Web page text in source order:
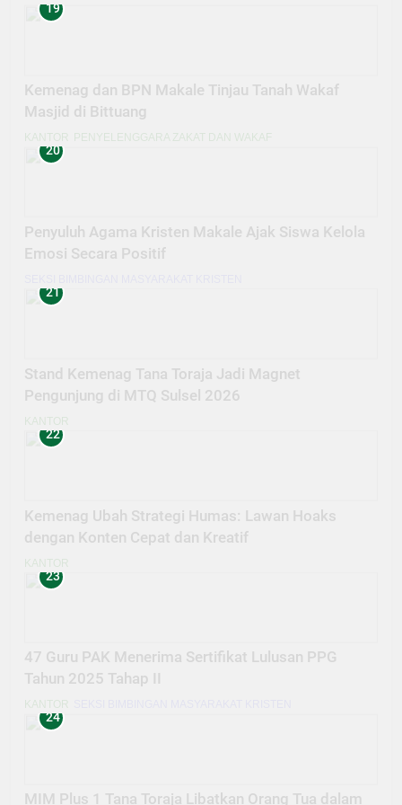
19
Kemenag dan BPN Makale Tinjau Tanah Wakaf
Masjid di Bittuang
KANTOR PENYELENGGARA ZAKAT DAN WAKAF
20
Penyuluh Agama Kristen Makale Ajak Siswa Kelola
Emosi Secara Positif
21
Stand Kemenag Tana Toraja Jadi Magnet
Pengunjung di MTQ Sulsel 2026
KANTOR
22
Kemenag Ubah Strategi Humas: Lawan Hoaks
dengan Konten Cepat dan Kreatif
KANTOR
23
47 Guru PAK Menerima Sertifikat Lulusan PPG
Tahun 2025 Tahap II
KANTOR
24
MIM Plus 1 Tana Toraja Libatkan Orang Tua dalam